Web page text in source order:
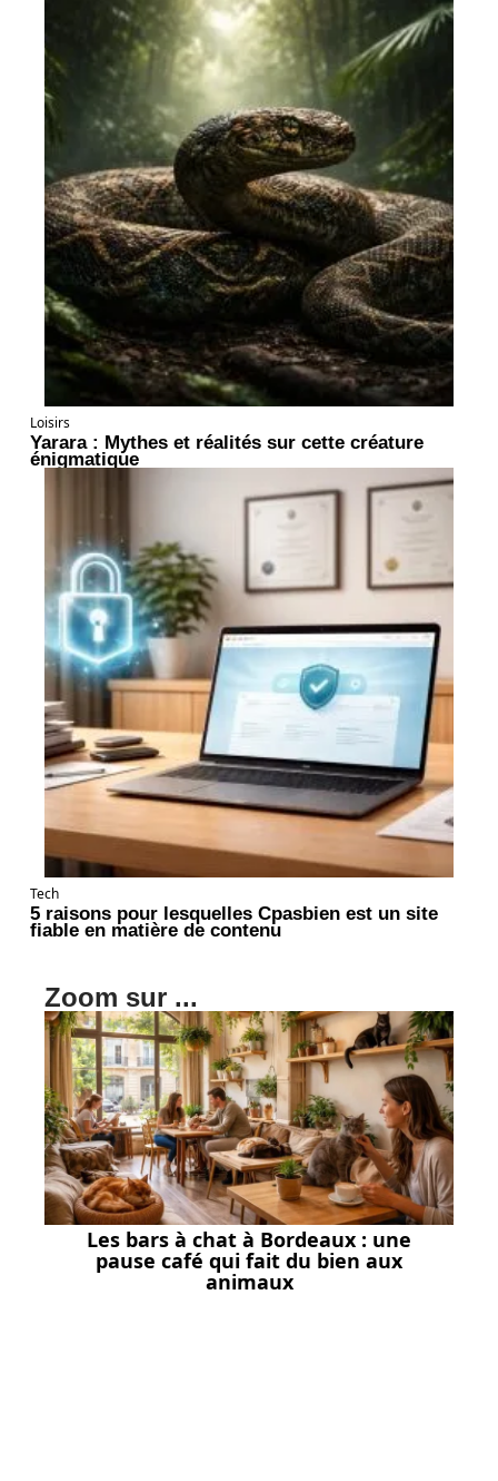
Loisirs
Yarara : Mythes et réalités sur cette créature
énigmatique
Tech
5 raisons pour lesquelles Cpasbien est un site
fiable en matière de contenu
Zoom sur ...
Les bars à chat à Bordeaux : une
pause café qui fait du bien aux
animaux